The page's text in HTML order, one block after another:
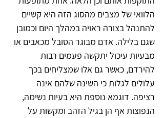
הלוואי של מצבים מהסוג הזה היא קשיים
להתנהל בצורה ראויה במהלך היום וכמובן
שגם בלילה. אדם מבוגר הסובל מכאבים או
מבעיות עיכול יתקשה פעמים רבות
להירדם, כאשר גם אלו שמצליחים בכך
עלולים לגלות כי השינה שלהם אינה
רציפה. דוגמא נוספת היא בעיות נשימה,
הנפוצות אף הן בגיל הזהב ומקשות על